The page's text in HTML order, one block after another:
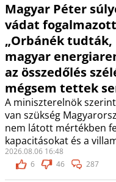
Magyar Péter
vádat
„Orbánék tudták,
magyar
az összedőlés
mégsem tettek
A miniszterelnök
van szükség
nem látott mértékben
kapacitásokat és a
2026.08.06 16:48
6
46 287